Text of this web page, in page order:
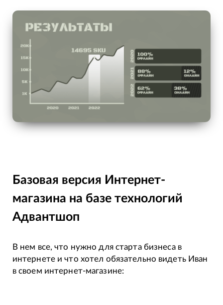
Базовая версия Интернет-
магазина на базе технологий
Адвантшоп
В нем все, что нужно для старта бизнеса в
интернете и что хотел обязательно видеть Иван
в своем интернет-магазине: